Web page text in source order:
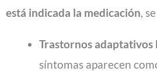
está indicada la medicación,
Trastornos adaptativos
síntomas aparecen